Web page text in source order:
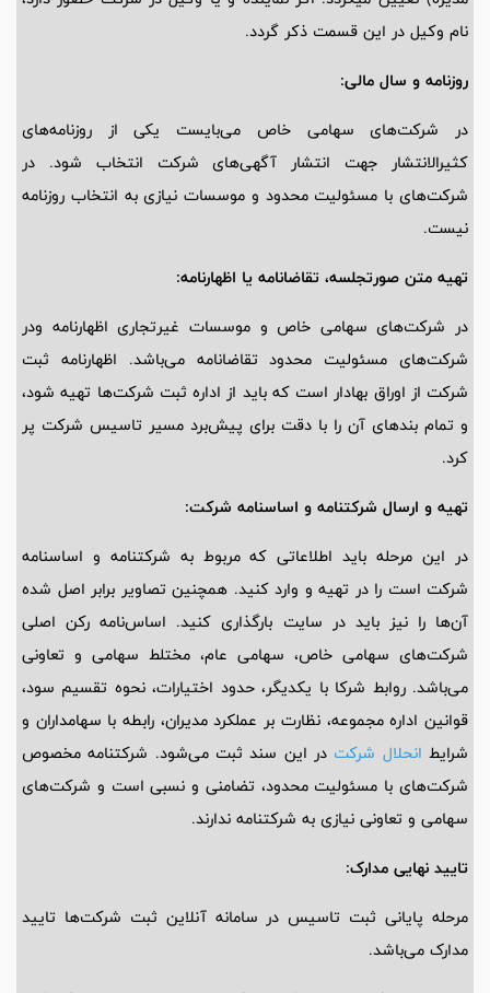
نام وکیل در این قسمت ذکر گردد.
روزنامه و سال مالی:
در شرکت‌های سهامی خاص می‌بایست یکی از روزنامه‌های
کثیرالانتشار جهت انتشار آگهی‌های شرکت انتخاب شود. در
شرکت‌های با مسئولیت محدود و موسسات نیازی به انتخاب روزنامه
نیست.
تهیه متن صورتجلسه، تقاضانامه یا اظهارنامه:
در شرکت‌های سهامی خاص و موسسات غیرتجاری اظهارنامه ودر
شرکت‌های مسئولیت محدود تقاضانامه می‌باشد. اظهارنامه ثبت
شرکت از اوراق بهادار است که باید از اداره ثبت شرکت‌ها تهیه شود،
و تمام بندهای آن را با دقت برای پیش‌برد مسیر تاسیس شرکت پر
کرد.
تهیه و ارسال شرکتنامه و اساسنامه شرکت:
در این مرحله باید اطلاعاتی که مربوط به شرکتنامه و اساسنامه
شرکت است را در تهیه و وارد کنید. همچنین تصاویر برابر اصل شده
آن‌ها را نیز باید در سایت بارگذاری کنید. اساس‌نامه رکن اصلی
شرکت‌های سهامی خاص، سهامی عام، مختلط سهامی و تعاونی
می‌باشد. روابط شرکا با یکدیگر، حدود اختیارات، نحوه تقسیم سود،
قوانین اداره مجموعه، نظارت بر عملکرد مدیران، رابطه با سهامداران و
شرایط انحلال شرکت در این سند ثبت می‌شود. شرکتنامه مخصوص
شرکت‌های با مسئولیت محدود، تضامنی و نسبی است و شرکت‌های
سهامی و تعاونی نیازی به شرکتنامه ندارند.
تایید نهایی مدارک:
مرحله پایانی ثبت تاسیس در سامانه آنلاین ثبت شرکت‌ها تایید
مدارک می‌باشد.